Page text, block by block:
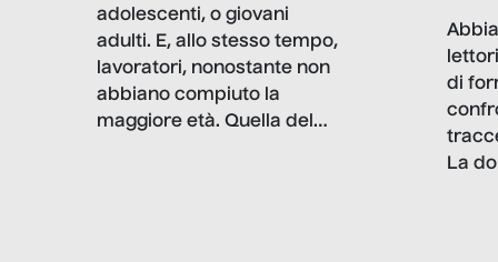
adolescenti, o giovani
adulti. E, allo stesso tempo,
lavoratori, nonostante non
abbiano compiuto la
maggiore età. Quella del
di
La